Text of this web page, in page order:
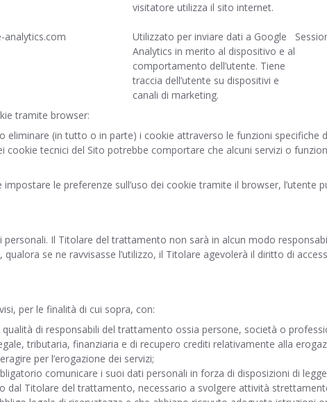
visitatore utilizza il sito internet.
analytics.com
Utilizzato per inviare dati a Google
Analytics in merito al dispositivo e al
comportamento dell’utente. Tiene
traccia dell’utente su dispositivi e
canali di marketing.
tramite browser:
eliminare (in tutto o in parte) i cookie attraverso le funzioni
cookie tecnici del Sito potrebbe comportare che alcuni servizi o
le preferenze sull’uso dei cookie tramite il browser, l’utente
Il Titolare del trattamento non sarà in alcun modo
se ne ravvisasse l’utilizzo, il Titolare agevolerà il diritto di
per le finalità di cui sopra, con:
di responsabili del trattamento ossia persone, società o
tributaria, finanziaria e di recupero crediti relativamente alla
per l’erogazione dei servizi;
comunicare i suoi dati personali in forza di disposizioni di
dal Titolare del trattamento, necessario a svolgere attività